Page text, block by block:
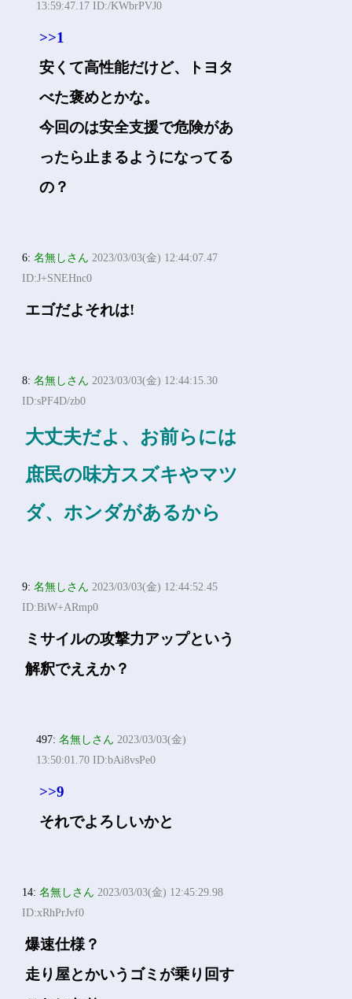
13:59:47.17 ID:/KWbrPVJ0
>>1
安くて高性能だけど、トヨタ
べた褒めとかな。
今回のは安全支援で危険があ
ったら止まるようになってる
の？
6:名無しさん 2023/03/03(金) 12:44:07.47
ID:J+SNEHnc0
エゴだよそれは!
8:名無しさん 2023/03/03(金) 12:44:15.30
ID:sPF4D/zb0
大丈夫だよ、お前らには
庶民の味方スズキやマツ
ダ、ホンダがあるから
9:名無しさん 2023/03/03(金) 12:44:52.45
ID:BiW+ARmp0
ミサイルの攻撃力アップという
解釈でええか？
497:名無しさん 2023/03/03(金)
13:50:01.70 ID:bAi8vsPe0
>>9
それでよろしいかと
14:名無しさん 2023/03/03(金) 12:45:29.98
ID:xRhPrJvf0
爆速仕様？
走り屋とかいうゴミが乗り回す